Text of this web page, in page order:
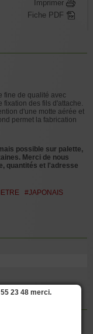
Imprimer
Fiche PDF
fine de qualité avec
des fils d'attache.
d'une motte aérée et
permet la fabrication
possible sur palette,
Merci de nous
quantités et l'adresse
#JAPONAIS
23 48 merci.